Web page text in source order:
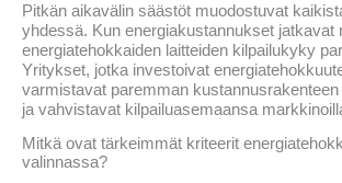
Pitkän aikavälin säästöt muodostuvat
yhdessä. Kun energiakustannukset jatkavat
energiatehokkaiden laitteiden kilpailukyky
Yritykset, jotka investoivat
varmistavat paremman
ja vahvistavat kilpailuasemaansa
Mitkä ovat tärkeimmät kriteerit
valinnassa?